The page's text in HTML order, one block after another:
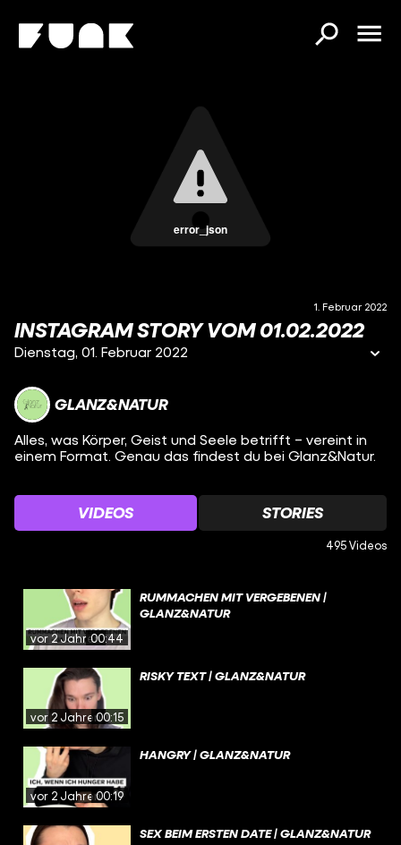
error_json
1. Februar 2022
INSTAGRAM STORY VOM 01.02.2022
Dienstag, 01. Februar 2022
GLANZ&NATUR
Alles, was Körper, Geist und Seele betrifft – vereint in
einem Format. Genau das findest du bei Glanz&Natur.
VIDEOS STORIES
495 Videos
vor 2 Jahren00:44
RUMMACHEN MIT VERGEBENEN |
GLANZ&NATUR
vor 2 Jahren00:15
RISKY TEXT | GLANZ&NATUR
vor 2 Jahren00:19
HANGRY | GLANZ&NATUR
SEX BEIM ERSTEN DATE | GLANZ&NATUR